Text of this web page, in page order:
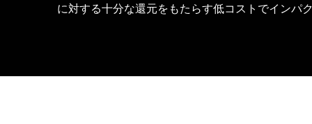
に対する十分な還元をもたらす低コストでインパ